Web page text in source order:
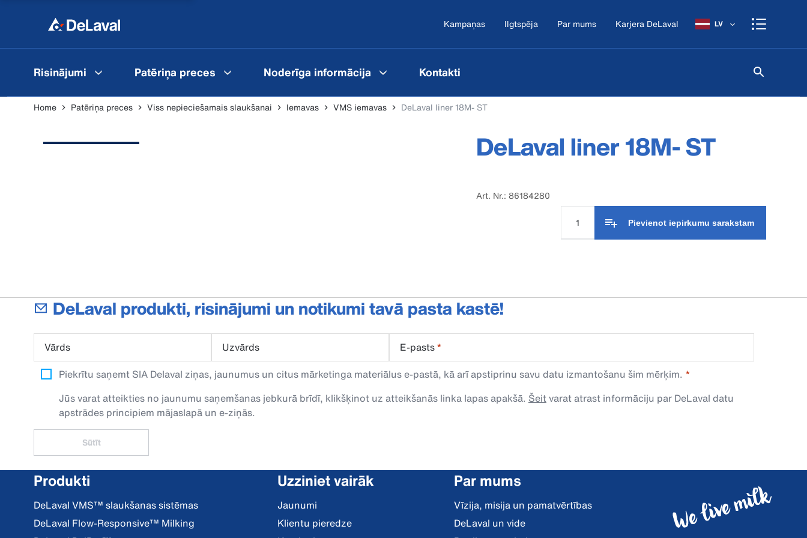
Kampaņas Ilgtspēja Par mums Karjera DeLaval LV
Risinājumi Patēriņa preces Noderīga informācija Kontakti
Home Patēriņa preces Viss nepieciešamais slaukšanai Iemavas VMS iemavas DeLaval liner 18M- ST
DeLaval liner 18M- ST
Art. Nr.: 86184280
Pievienot iepirkumu sarakstam
DeLaval produkti, risinājumi un notikumi tavā pasta kastē!
Vārds Uzvārds E-pasts*
Piekrītu saņemt SIA Delaval ziņas, jaunumus un citus mārketinga materiālus e-pastā, kā arī apstiprinu savu datu izmantošanu šim mērķim.
Jūs varat atteikties no jaunumu saņemšanas jebkurā brīdī, klikšķinot uz atteikšanās linka lapas apakšā. Šeitvarat atrast informāciju par DeLaval datu
apstrādes principiem mājaslapā un e-ziņās.
Sūtīt
Produkti
DeLaval VMS™ slaukšanas sistēmas
DeLaval Flow-Responsive™ Milking
Uzziniet vairāk
Jaunumi
Klientu pieredze
Par mums
Vīzija, misija un pamatvērtības
DeLaval un vide